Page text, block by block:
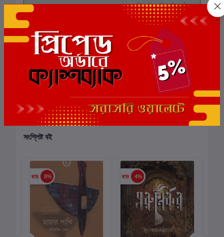
0 (0 পর্যালোচনা)
বই-এ রেটিং দিন
এই বইয়ের জন্য এখনও কোন পর্যালোচনা নেই
সংশ্লিষ্ট বই
ছাড় 8% ছাড় 4%